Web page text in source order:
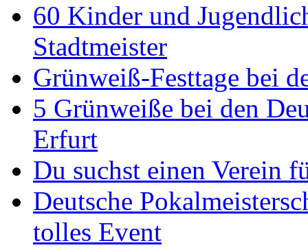
60 Kinder und
Stadtmeister
Grünweiß-Festtage bei
5 Grünweiße bei den
Erfurt
Du suchst einen Verein
Deutsche
tolles Event